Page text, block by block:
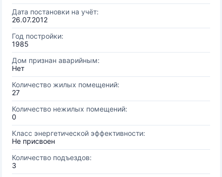
Дата постановки на учёт:
26.07.2012
Год постройки:
1985
Дом признан аварийным:
Нет
Количество жилых помещений:
27
Количество нежилых помещений:
0
Класс энергетической эффективности:
Не присвоен
Количество подъездов:
3